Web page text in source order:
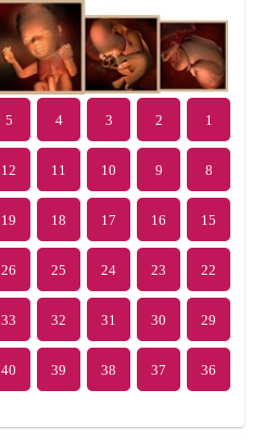
1
2
3
4
5
8
9
10
11
12
15
16
17
18
19
22
23
24
25
26
29
30
31
32
33
36
37
38
39
40